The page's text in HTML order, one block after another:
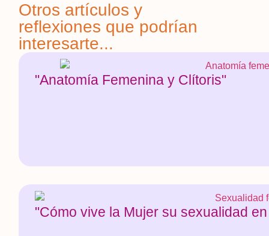
Otros artículos y
reflexiones que podrían
interesarte...
"Anatomía Femenina y Clítoris"
"Cómo vive la Mujer su sexualidad